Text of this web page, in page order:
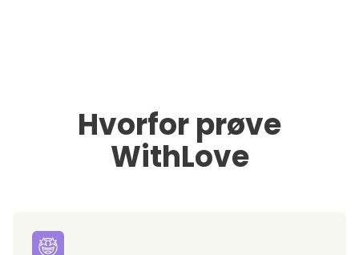
Hvorfor prøve
WithLove